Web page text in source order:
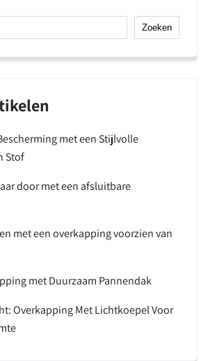
Zoeken
met een Stijlvolle
Stof
door met een afsluitbare
met een overkapping voorzien van
met Duurzaam Pannendak
Overkapping Met Lichtkoepel Voor